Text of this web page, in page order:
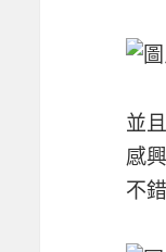
並
感
不